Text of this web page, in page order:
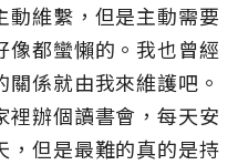
動維繫，但是主動需要
像都蠻懶的。我也曾經
係就由我來維護吧。
辦個讀書會，每天安
，但是最難的真的是持